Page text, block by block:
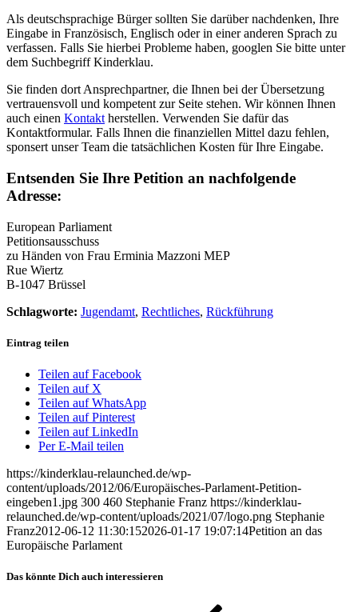
Als deutschsprachige Bürger sollten Sie darüber nachdenken, Ihre
Eingabe in Französisch, Englisch oder in einer anderen Sprach zu
verfassen. Falls Sie hierbei Probleme haben, googlen Sie bitte unter
dem Suchbegriff Kinderklau.
Sie finden dort Ansprechpartner, die Ihnen bei der Übersetzung
vertrauensvoll und kompetent zur Seite stehen. Wir können Ihnen
auch einen Kontaktherstellen. Verwenden Sie dafür das
Kontaktformular. Falls Ihnen die finanziellen Mittel dazu fehlen,
sponsert unser Team die tatsächlichen Kosten für Ihre Eingabe.
Entsenden Sie Ihre Petition an nachfolgende
Adresse:
European Parliament
Petitionsausschuss
zu Händen von Frau Erminia Mazzoni MEP
Rue Wiertz
B-1047 Brüssel
Schlagworte: Jugendamt, Rechtliches, Rückführung
Eintrag teilen
Teilen auf Facebook
Teilen auf X
Teilen auf WhatsApp
Teilen auf Pinterest
Teilen auf LinkedIn
Per E-Mail teilen
https://kinderklau-relaunched.de/wp-
content/uploads/2012/06/Europäisches-Parlament-Petition-
eingeben1.jpg 300 460 Stephanie Franz https://kinderklau-
relaunched.de/wp-content/uploads/2021/07/logo.png Stephanie
Franz2012-06-12 11:30:152026-01-17 19:07:14Petition an das
Europäische Parlament
Das könnte Dich auch interessieren